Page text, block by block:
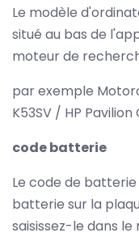
Le modèle
situé au bas de
moteur de
par exemple
K53SV / HP
code batterie
Le code de
batterie sur la
saisissez-le dans